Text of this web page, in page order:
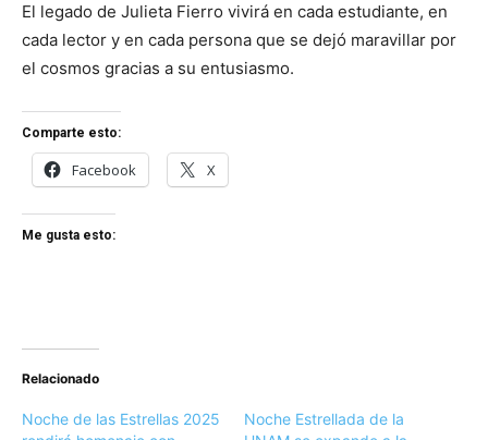
El legado de Julieta Fierro vivirá en cada estudiante, en
cada lector y en cada persona que se dejó maravillar por
el cosmos gracias a su entusiasmo.
Comparte esto:
Facebook X
Me gusta esto:
Relacionado
Noche de las Estrellas 2025
Noche Estrellada de la